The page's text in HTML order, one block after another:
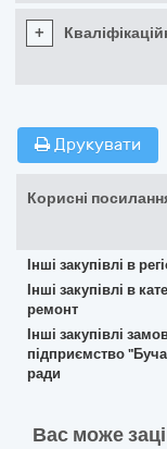
+
Друкувати
Корисні
Інші закупівлі в
Інші закупівлі в
ремонт
Інші закупівлі
підприємство
ради
Вас може